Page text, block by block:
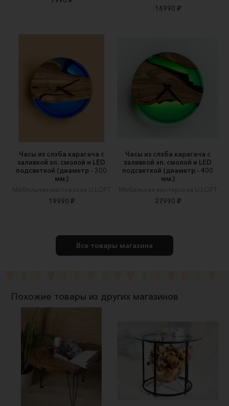
16990 ₽
Часы из слэба карагача с
заливкой эп. смолой и LED
подсветкой (диаметр - 300
мм.)
Мебельная мастерская U.LOFT
19990 ₽
Часы из слэба карагача с
заливкой эп. смолой и LED
подсветкой (диаметр - 400
мм.)
Мебельная мастерская U.LOFT
27990 ₽
Все товары магазина
Похожие товары из других магазинов